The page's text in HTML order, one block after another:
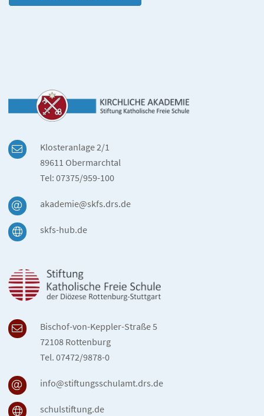
Klosteranlage 2/1
89611 Obermarchtal
Tel: 07375/959-100
akademie@skfs.drs.de
skfs-hub.de
Bischof-von-Keppler-Straße 5
72108 Rottenburg
Tel. 07472/9878-0
info@stiftungsschulamt.drs.de
schulstiftung.de